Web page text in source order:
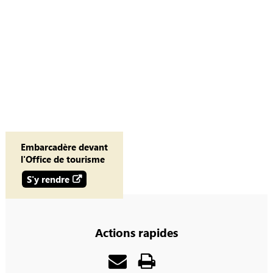
Embarcadère devant
l'Office de tourisme
S'y rendre
Actions rapides